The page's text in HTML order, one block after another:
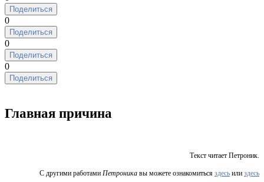
Поделиться
0
Поделиться
0
Поделиться
0
Поделиться
Главная причина
Текст читает Петроник.
С другими работами Петроника вы можете ознакомиться здесь или здесь